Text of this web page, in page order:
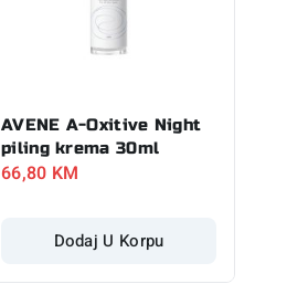
AVENE A-Oxitive Night
piling krema 30ml
66,80 KM
Dodaj U Korpu